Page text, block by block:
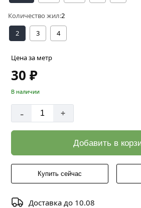
Количество жил:2
2
3 4
Цена за метр
30 ₽
В наличии
- +
Добавить в
Купить сейчас
Доставка до 10.08